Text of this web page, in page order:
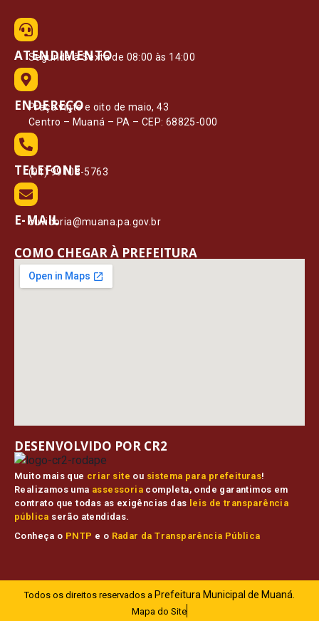
ATENDIMENTO
Segunda à Sexta de 08:00 às 14:00
ENDEREÇO
Praça vinte e oito de maio, 43
Centro – Muaná – PA – CEP: 68825-000
TELEFONE
(91) 99108-5763
E-MAIL
ouvidoria@muana.pa.gov.br
COMO CHEGAR À PREFEITURA
Muito mais que criar site ou sistema para prefeituras!
Realizamos uma assessoria completa, onde garantimos em
contrato que todas as exigências das leis de transparência
pública serão atendidas.
Conheça o PNTP e o Radar da Transparência Pública
DESENVOLVIDO POR CR2
Todos os direitos reservados a Prefeitura Municipal de Muaná.
Mapa do Site